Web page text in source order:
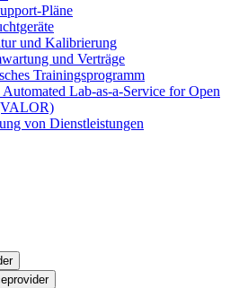
Pläne
und Kalibrierung
und Verträge
Trainingsprogramm
Lab-as-a-Service for Open
von Dienstleistungen